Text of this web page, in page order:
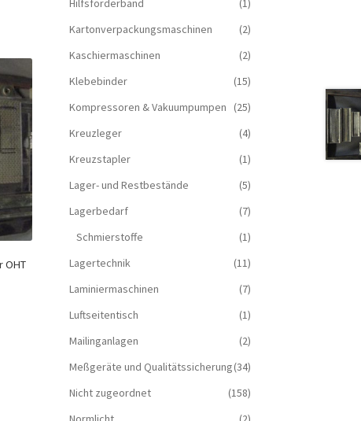
OHT
Hilfsförderband
(1)
Kartonverpackungsmaschinen
(2)
Kaschiermaschinen
(2)
Klebebinder
(15)
Kompressoren & Vakuum­pumpen
(25)
Kreuzleger
(4)
Kreuzstapler
(1)
Lager- und Restbestände
(5)
Lagerbedarf
(7)
Schmierstoffe
(1)
Lagertechnik
(11)
Laminiermaschinen
(7)
Luftseitentisch
(1)
Mailinganlagen
(2)
Meßgeräte und Qualitätssicherung(34)
Nicht zugeordnet
(158)